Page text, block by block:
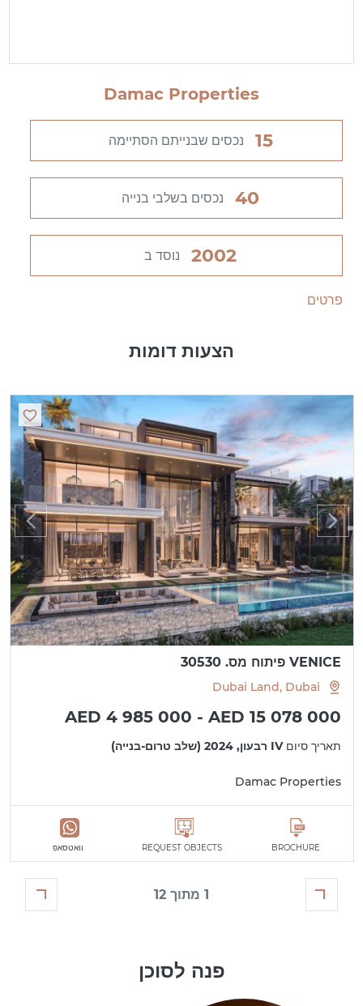
Damac Properties
15 נכסים שבנייתם הסתיימה
40 נכסים בשלבי בנייה
2002 נוסד ב
פרטים
הצעות דומות
VENICE פיתוח מס. 30530
Dubai Land, Dubai
AED 4 985 000 - AED 15 078 000
תאריך סיוםIV רבעון, 2024 (שלב טרום-בנייה)
Damac Properties
BROCHURE
REQUEST OBJECTS וואטסאפ
1 מתוך 12
פנה לסוכן